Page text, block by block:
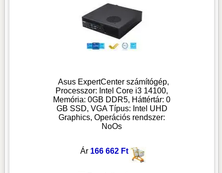
Asus ExpertCenter számítógép,
Processzor: Intel Core i3 14100,
Memória: 0GB DDR5, Háttértár: 0
GB SSD, VGA Típus: Intel UHD
Graphics, Operációs rendszer:
NoOs
Ár 166 662 Ft